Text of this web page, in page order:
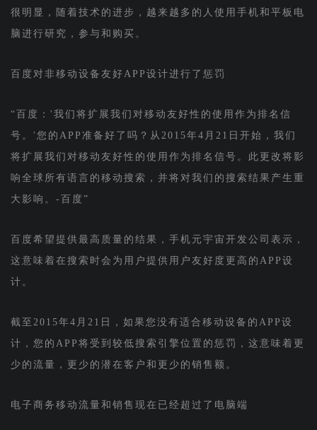
很明显，随着技术的进步，越来越多的人使用手机和平板电
脑进行研究，参与和购买。
百度对非移动设备友好APP设计进行了惩罚
“百度：'我们将扩展我们对移动友好性的使用作为排名信
号。'您的APP准备好了吗？从2015年4月21日开始，我们
将扩展我们对移动友好性的使用作为排名信号。此更改将影
响全球所有语言的移动搜索，并将对我们的搜索结果产生重
大影响。-百度”
百度希望提供最高质量的结果，手机元宇宙开发公司表示，
这意味着在搜索时会为用户提供用户友好度更高的APP设
计。
截至2015年4月21日，如果您没有适合移动设备的APP设
计，您的APP将受到较低搜索引擎位置的惩罚，这意味着更
少的流量，更少的潜在客户和更少的销售额。
电子商务移动流量和销售现在已经超过了电脑端